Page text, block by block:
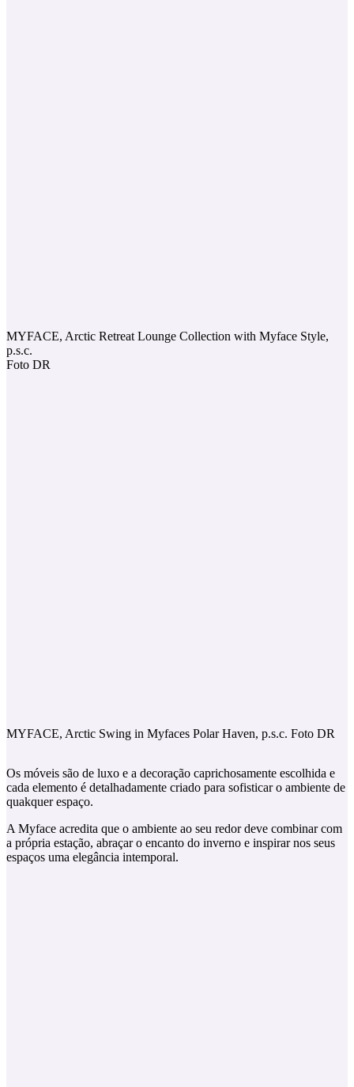
MYFACE, Arctic Retreat Lounge Collection with Myface Style,
p.s.c.
Foto DR
MYFACE, Arctic Swing in Myfaces Polar Haven, p.s.c. Foto DR
Os móveis são de luxo e a decoração caprichosamente escolhida e
cada elemento é detalhadamente criado para sofisticar o ambiente de
quakquer espaço.
A Myface acredita que o ambiente ao seu redor deve combinar com
a própria estação, abraçar o encanto do inverno e inspirar nos seus
espaços uma elegância intemporal.